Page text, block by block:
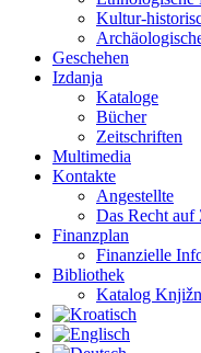
Kultur-
Geschehen
Izdanja
Kataloge
Bücher
Zeitschriften
Multimedia
Kontakte
Angestellte
Das Recht auf
Finanzplan
Finanzielle
Bibliothek
Katalog